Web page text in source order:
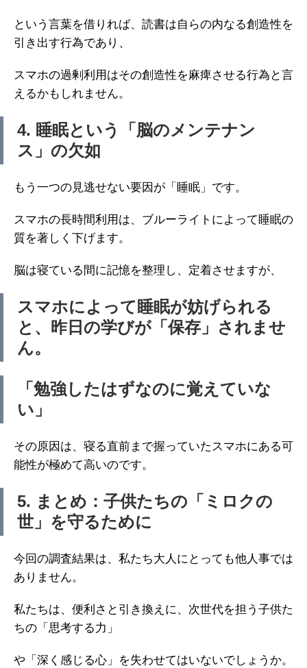
という言葉を借りれば、読書は自らの内なる創造性を
引き出す行為であり、
スマホの過剰利用はその創造性を麻痺させる行為と言
えるかもしれません。
4. 睡眠という「脳のメンテナン
ス」の欠如
もう一つの見逃せない要因が「睡眠」です。
スマホの長時間利用は、ブルーライトによって睡眠の
質を著しく下げます。
脳は寝ている間に記憶を整理し、定着させますが、
スマホによって睡眠が妨げられる
と、昨日の学びが「保存」されませ
ん。
「勉強したはずなのに覚えていな
い」
その原因は、寝る直前まで握っていたスマホにある可
能性が極めて高いのです。
5. まとめ：子供たちの「ミロクの
世」を守るために
今回の調査結果は、私たち大人にとっても他人事では
ありません。
私たちは、便利さと引き換えに、次世代を担う子供た
ちの「思考する力」
や「深く感じる心」を失わせてはいないでしょうか。